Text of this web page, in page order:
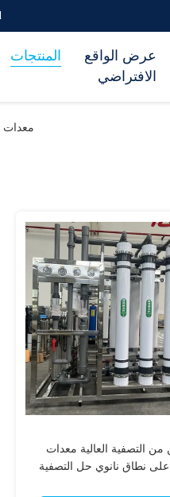
المنتجات
عرض الواقع
الافتراضي
معدات
من التصفية العالية معدات
على نطاق نانوي حل التصفية